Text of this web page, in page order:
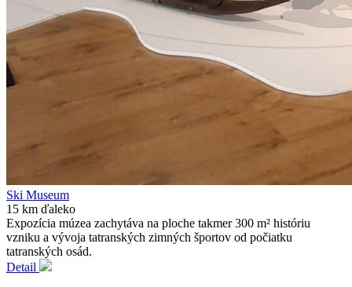
Ski Museum
15 km ďaleko
Expozícia múzea zachytáva na ploche takmer 300 m² históriu
vzniku a vývoja tatranských zimných športov od počiatku
tatranských osád.
Detail